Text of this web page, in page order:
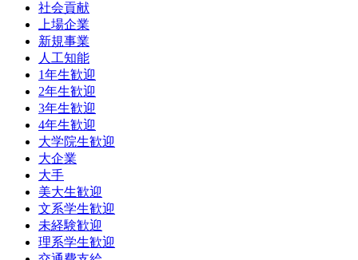
社会貢献
上場企業
新規事業
人工知能
1年生歓迎
2年生歓迎
3年生歓迎
4年生歓迎
大学院生歓迎
大企業
大手
美大生歓迎
文系学生歓迎
未経験歓迎
理系学生歓迎